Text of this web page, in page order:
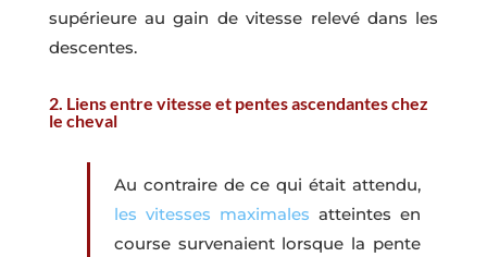
supérieure au gain de vitesse relevé dans les
descentes.
2. Liens entre vitesse et pentes ascendantes chez
le cheval
Au contraire de ce qui était attendu,
les vitesses maximales atteintes en
course survenaient lorsque la pente